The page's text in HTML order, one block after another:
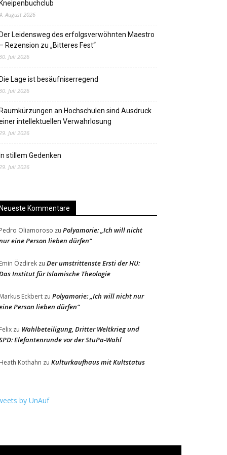
Kneipenbuchclub
August 2026
Der Leidensweg des erfolgsverwöhnten Maestro
– Rezension zu „Bitteres Fest“
Juli 2026
Die Lage ist besäufniserregend
Juli 2026
Raumkürzungen an Hochschulen sind Ausdruck
intellektuellen Verwahrlosung
Juli 2026
In stillem Gedenken
Juli 2026
Neueste Kommentare
Pedro Oliamoroso zu Polyamorie: „Ich will nicht
eine Person lieben dürfen“
Emin Özdirek zu Der umstrittenste Ersti der HU:
Institut für Islamische Theologie
Markus Eckbert zu Polyamorie: „Ich will nicht nur
Person lieben dürfen“
Felix zu Wahlbeteiligung, Dritter Weltkrieg und
Elefantenrunde vor der StuPa-Wahl
Heath Kothahn zu Kulturkaufhaus mit Kultstatus
by UnAuf